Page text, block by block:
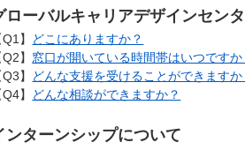
ローバルキャリアデザインセン
】 どこにありますか？
】 窓口が開いている時間帯はいつですか
】 どんな支援を受けることができますか
】 どんな相談ができますか？
ンターンシップについて